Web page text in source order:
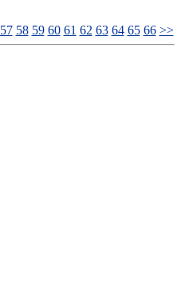
57 58 59 60 61 62 63 64 65 66 >>